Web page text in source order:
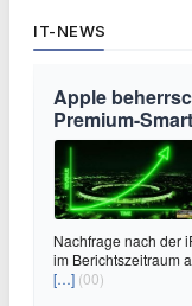
IT-NEWS
Apple
Premium-
Nachfrage nach der
im Berichtszeitraum
[…] (00)